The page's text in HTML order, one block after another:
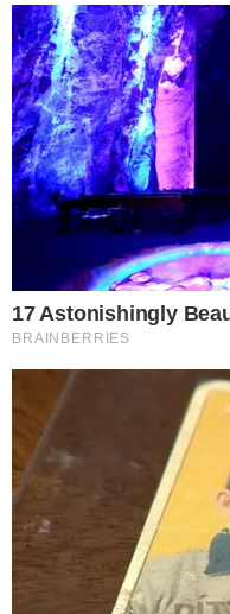
geral, da construção
relacionado à
E não só isso, como a
preparação do evento e
gente movimenta o
gente movimenta aqui
de 150 pessoas
movimenta até o
por exemplo. E além, o
gente é poder mostrar
que a gente tem em
mostrar isso para o
veem que a nossa